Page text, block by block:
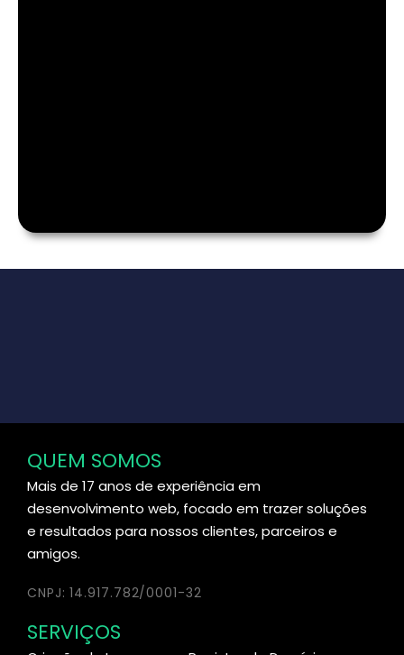
QUEM SOMOS
Mais de 17 anos de experiência em
desenvolvimento web, focado em trazer soluções
e resultados para nossos clientes, parceiros e
amigos.
CNPJ: 14.917.782/0001-32
SERVIÇOS